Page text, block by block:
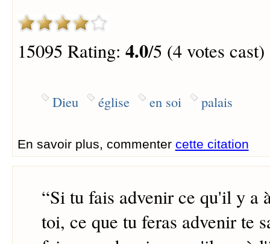
15095 Rating: 4.0/5 (4 votes cast)
Dieu église en soi palais
En savoir plus, commenter cette citation
“Si tu fais advenir ce qu'il y a
toi, ce que tu feras advenir te